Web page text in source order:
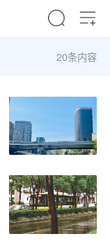
20条内容